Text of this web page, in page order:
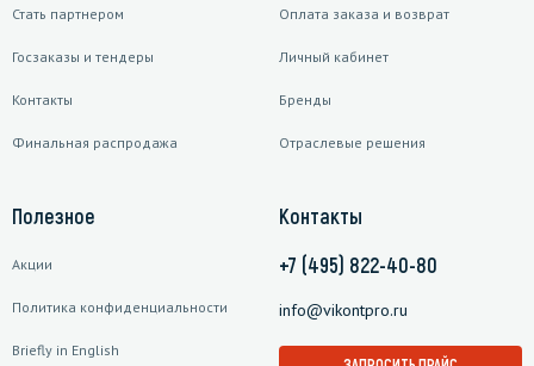
Стать партнером
Госзаказы и тендеры
Контакты
Финальная распродажа
Оплата заказа и возврат
Личный кабинет
Бренды
Отраслевые решения
Полезное
Акции
Политика конфиденциальности
Briefly in English
Контакты
+7 (495) 822-40-80
info@vikontpro.ru